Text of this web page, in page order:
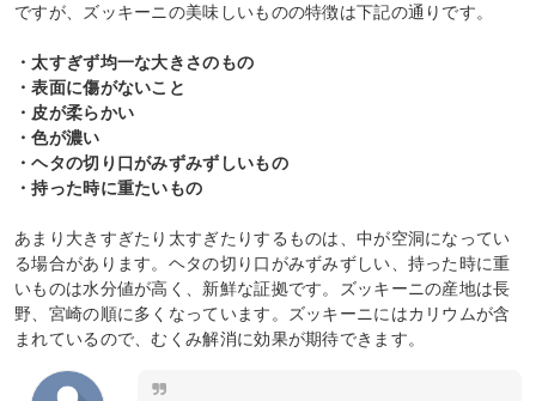
ですが、ズッキーニの美味しいものの特徴は下記の通りです。
・太すぎず均一な大きさのもの
・表面に傷がないこと
・皮が柔らかい
・色が濃い
・ヘタの切り口がみずみずしいもの
・持った時に重たいもの
あまり大きすぎたり太すぎたりするものは、中が空洞になってい
る場合があります。ヘタの切り口がみずみずしい、持った時に重
いものは水分値が高く、新鮮な証拠です。ズッキーニの産地は長
野、宮崎の順に多くなっています。ズッキーニにはカリウムが含
まれているので、むくみ解消に効果が期待できます。